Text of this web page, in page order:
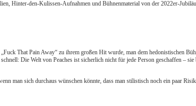
Hinter-den-Kulissen-Aufnahmen und Bühnenmaterial von der 2022er-
That Pain Away“ zu ihrem großen Hit wurde, man dem hedonistischen
Die Welt von Peaches ist sicherlich nicht für jede Person geschaffen –
man sich durchaus wünschen könnte, dass man stilistisch noch ein paar